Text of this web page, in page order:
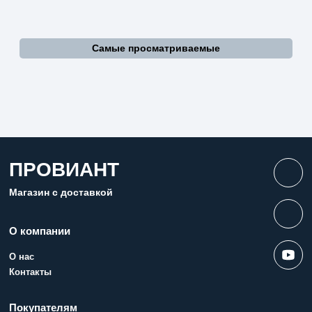
Самые просматриваемые
ПРОВИАНТ
Магазин с доставкой
О компании
О нас
Контакты
Покупателям